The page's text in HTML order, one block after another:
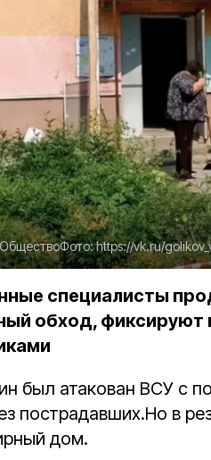
ОбществоФото:https://vk.ru/
специалисты
обход,
был атакован ВСУ с
пострадавших.Но в
дом.